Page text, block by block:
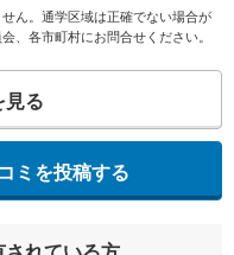
ん。通学区域は正確でない場合が
、各市町村にお問合せください。
見る
ミを投稿する